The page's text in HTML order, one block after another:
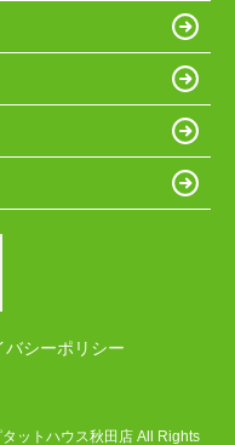
バシーポリシー
ットハウス秋田店 All Rights